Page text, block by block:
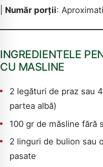
Număr porții:
INGREDIENTELE
CU MASLINE
2 legături de praz sau
partea albă)
100 gr de măsline fără
2 linguri de bulion sau
pasate